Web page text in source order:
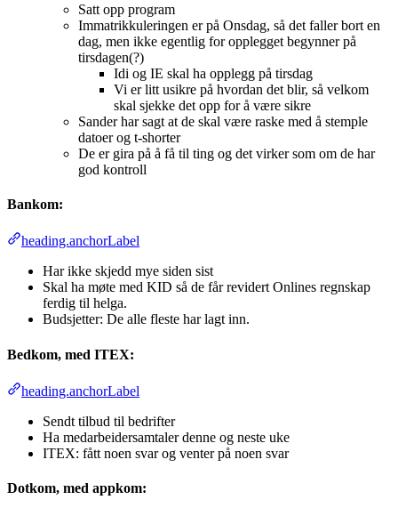
Satt opp program
Immatrikkuleringen er på Onsdag, så det faller bort en
dag, men ikke egentlig for opplegget begynner på
tirsdagen(?)
Idi og IE skal ha opplegg på tirsdag
Vi er litt usikre på hvordan det blir, så velkom
skal sjekke det opp for å være sikre
Sander har sagt at de skal være raske med å stemple
datoer og t-shorter
De er gira på å få til ting og det virker som om de har
god kontroll
Bankom:
heading.anchorLabel
Har ikke skjedd mye siden sist
Skal ha møte med KID så de får revidert Onlines regnskap
ferdig til helga.
Budsjetter: De alle fleste har lagt inn.
Bedkom, med ITEX:
heading.anchorLabel
Sendt tilbud til bedrifter
Ha medarbeidersamtaler denne og neste uke
ITEX: fått noen svar og venter på noen svar
Dotkom, med appkom: